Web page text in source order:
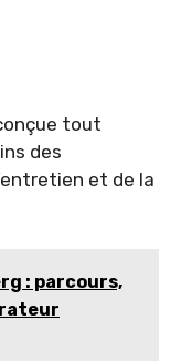
tout
des
et de la
: parcours,